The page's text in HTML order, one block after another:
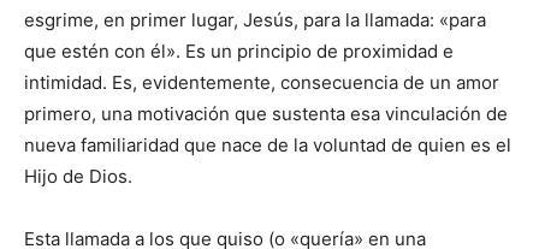
esgrime, en primer lugar, Jesús, para la llamada: «para
que estén con él». Es un principio de proximidad e
intimidad. Es, evidentemente, consecuencia de un amor
primero, una motivación que sustenta esa vinculación de
nueva familiaridad que nace de la voluntad de quien es el
Hijo de Dios.
Esta llamada a los que quiso (o «quería» en una